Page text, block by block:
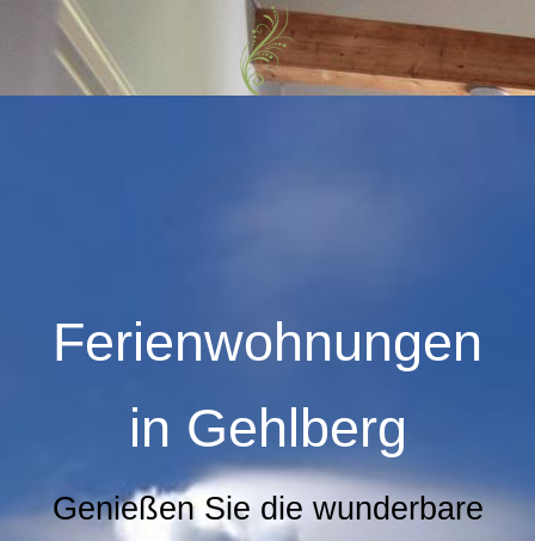
Ferienwohnungen
in Gehlberg
Genießen Sie die wunderbare